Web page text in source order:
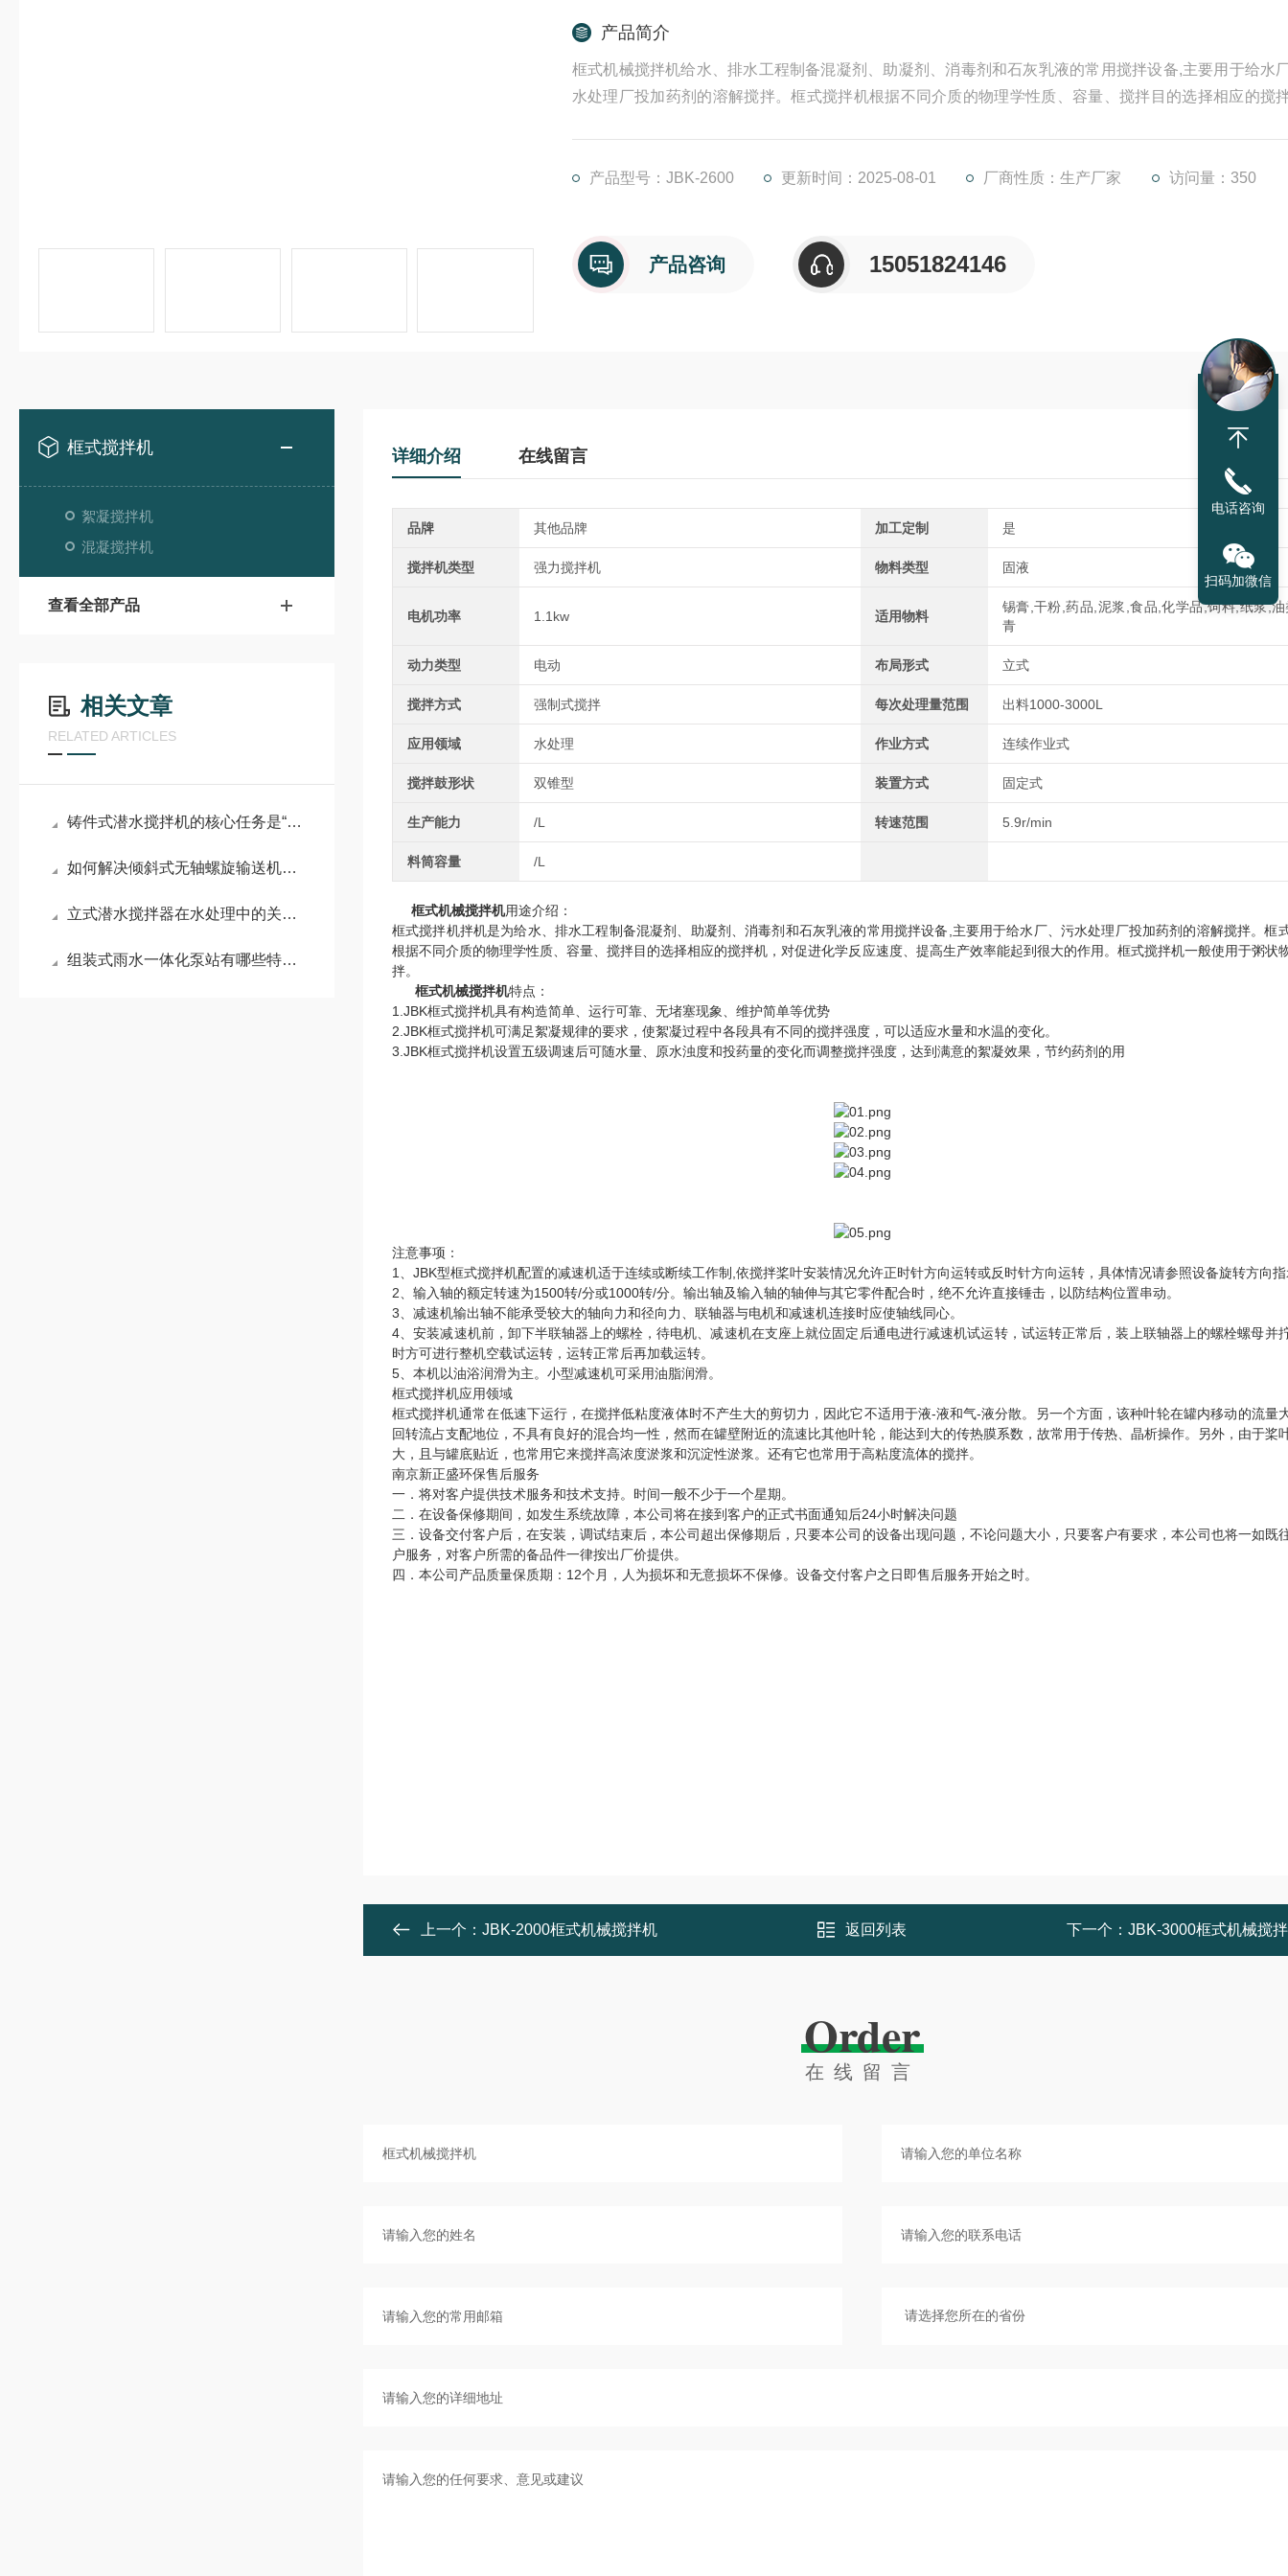
产品简介
框式机械搅拌机给水、排水工程制备混凝剂、助凝剂、消毒剂和石灰乳液的常用搅拌设备,主要用于给水
水处理厂投加药剂的溶解搅拌。框式搅拌机根据不同介质的物理学性质、容量、搅拌目的选择相应的搅
产品型号：JBK-2600 更新时间：2025-08-01 厂商性质：生产厂家 访问量：350
产品咨询 15051824146
框式搅拌机
絮凝搅拌机
混凝搅拌机
查看全部产品
相关文章
RELATED ARTICLES
铸件式潜水搅拌机的核心任务是“搅动水流”
如何解决倾斜式无轴螺旋输送机的常见故障
立式潜水搅拌器在水处理中的关键作用？
组装式雨水一体化泵站有哪些特点呢？来看看吧
详细介绍 在线留言
品牌 其他品牌 加工定制 是
搅拌机类型 强力搅拌机 物料类型 固液
电机功率 1.1kw 适用物料
锡膏,干粉,药品,泥浆,食品,化学品,饲料,纸浆,
青
动力类型 电动 布局形式 立式
搅拌方式 强制式搅拌 每次处理量范围 出料1000-3000L
应用领域 水处理 作业方式 连续作业式
搅拌鼓形状 双锥型 装置方式 固定式
生产能力 /L 转速范围 5.9r/min
料筒容量 /L
框式机械搅拌机用途介绍：
框式搅拌机拌机是为给水、排水工程制备混凝剂、助凝剂、消毒剂和石灰乳液的常用搅拌设备,主要用于给水厂、污水处理厂投加药剂的溶解搅拌。框
根据不同介质的物理学性质、容量、搅拌目的选择相应的搅拌机，对促进化学反应速度、提高生产效率能起到很大的作用。框式搅拌机一般使用于粥状
拌。
框式机械搅拌机特点：
1.JBK框式搅拌机具有构造简单、运行可靠、无堵塞现象、维护简单等优势
2.JBK框式搅拌机可满足絮凝规律的要求，使絮凝过程中各段具有不同的搅拌强度，可以适应水量和水温的变化。
3.JBK框式搅拌机设置五级调速后可随水量、原水浊度和投药量的变化而调整搅拌强度，达到满意的絮凝效果，节约药剂的用
注意事项：
1、JBK型框式搅拌机配置的减速机适于连续或断续工作制,依搅拌桨叶安装情况允许正时针方向运转或反时针方向运转，具体情况请参照设备旋转方向
2、输入轴的额定转速为1500转/分或1000转/分。输出轴及输入轴的轴伸与其它零件配合时，绝不允许直接锤击，以防结构位置串动。
3、减速机输出轴不能承受较大的轴向力和径向力、联轴器与电机和减速机连接时应使轴线同心。
4、安装减速机前，卸下半联轴器上的螺栓，待电机、减速机在支座上就位固定后通电进行减速机试运转，试运转正常后，装上联轴器上的螺栓螺母并
时方可进行整机空载试运转，运转正常后再加载运转。
5、本机以油浴润滑为主。小型减速机可采用油脂润滑。
框式搅拌机应用领域
框式搅拌机通常在低速下运行，在搅拌低粘度液体时不产生大的剪切力，因此它不适用于液-液和气-液分散。另一个方面，该种叶轮在罐内移动的流量
回转流占支配地位，不具有良好的混合均一性，然而在罐壁附近的流速比其他叶轮，能达到大的传热膜系数，故常用于传热、晶析操作。另外，由于桨
大，且与罐底贴近，也常用它来搅拌高浓度淤浆和沉淀性淤浆。还有它也常用于高粘度流体的搅拌。
南京新正盛环保售后服务
一．将对客户提供技术服务和技术支持。时间一般不少于一个星期。
二．在设备保修期间，如发生系统故障，本公司将在接到客户的正式书面通知后24小时解决问题
三．设备交付客户后，在安装，调试结束后，本公司超出保修期后，只要本公司的设备出现问题，不论问题大小，只要客户有要求，本公司也将一如既
户服务，对客户所需的备品件一律按出厂价提供。
四．本公司产品质量保质期：12个月，人为损坏和无意损坏不保修。设备交付客户之日即售后服务开始之时。
上一个： JBK-2000框式机械搅拌机 返回列表 下一个： JBK-3000框式机械搅
Order
在线留言
电话咨询
扫码加微信